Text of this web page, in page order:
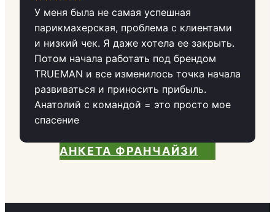
У меня была не самая успешная
парикмахерская, проблема с клиентами
и низкий чек. Я даже хотела ее закрыть.
Потом начала работать под брендом
TRUEMAN и все изменилось точка начала
развиваться и приносить прибыль.
Анатолий с командой = это просто мое
спасение
АНКЕТА ФРАНЧАЙЗИ